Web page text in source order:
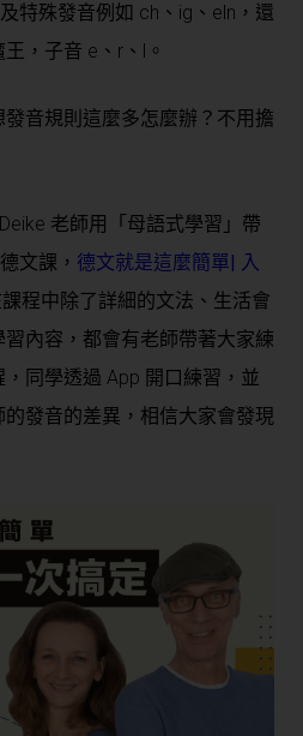
特殊發音例如 ch、ig、eln，還
，子音 e、r、l。
音規則這麼多怎麼辦？不用擔
老師用「母語式學習」帶
文課， 德文就是這麼簡單| 入
課程中除了詳細的文法、生活會
內容，都會有老師帶著大家練
同學透過 App 開口練習，並
發音的差異，相信大家會發現